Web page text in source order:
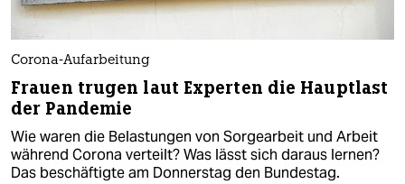
Corona-Aufarbeitung
Frauen trugen laut Experten die Hauptlast
der Pandemie
Wie waren die Belastungen von Sorgearbeit und Arbeit
während Corona verteilt? Was lässt sich daraus lernen?
Das beschäftigte am Donnerstag den Bundestag.